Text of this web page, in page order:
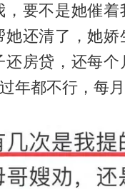
要不是她催
还清了，她娇
房贷，还每
年都不行，每月